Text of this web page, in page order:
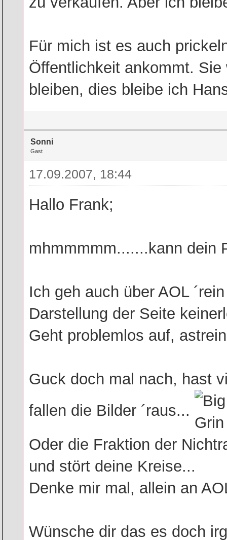
Für mich ist es auch
Öffentlichkeit ankommt.
bleiben, dies bleibe ich
Sonni
Gast
17.09.2007, 18:44
Hallo Frank;
mhmmmmm.......kann dein
Ich geh auch über AOL
Darstellung der Seite
Geht problemlos auf,
Guck doch mal nach, hast
fallen die Bilder ´raus...
Oder die Fraktion der
und stört deine Kreise...
Denke mir mal, allein an
Wünsche dir das es doch